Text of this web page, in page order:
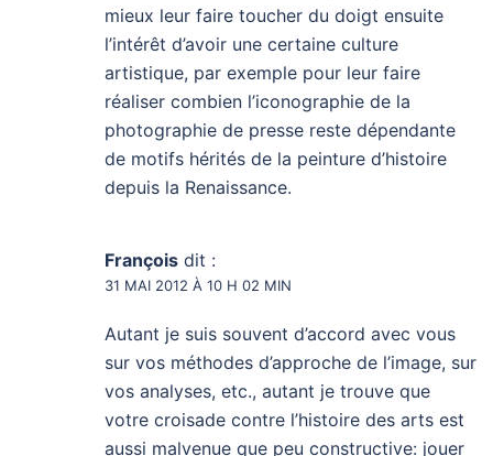
mieux leur faire toucher du doigt ensuite
l’intérêt d’avoir une certaine culture
artistique, par exemple pour leur faire
réaliser combien l’iconographie de la
photographie de presse reste dépendante
de motifs hérités de la peinture d’histoire
depuis la Renaissance.
François dit :
31 MAI 2012 À 10 H 02 MIN
Autant je suis souvent d’accord avec vous
sur vos méthodes d’approche de l’image, sur
vos analyses, etc., autant je trouve que
votre croisade contre l’histoire des arts est
aussi malvenue que peu constructive: jouer